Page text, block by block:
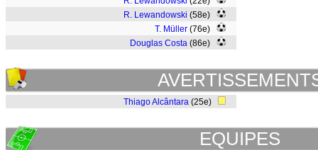
R. Lewandowski (58e)
T. Müller (76e)
Douglas Costa (86e)
Thiago Alcântara (25e)
EQUIPES